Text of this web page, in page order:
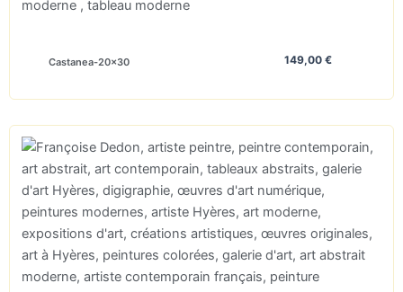
Castanea-20×30 149,00 €